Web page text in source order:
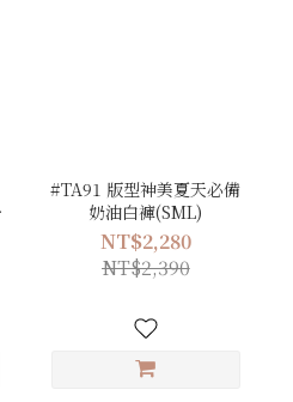
#TA91 版型神美夏天必備
奶油白褲(SML)
NT$2,280
NT$2,390